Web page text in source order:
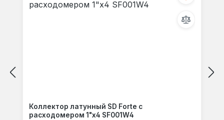
Коллектор латунный SD Forte с
расходомером 1"х4 SF001W4